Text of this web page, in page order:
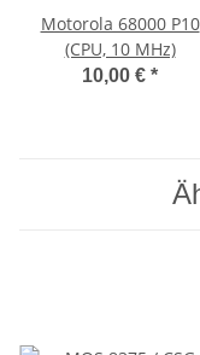
Motorola 68000 P10
(CPU, 10 MHz)
10,00 € *